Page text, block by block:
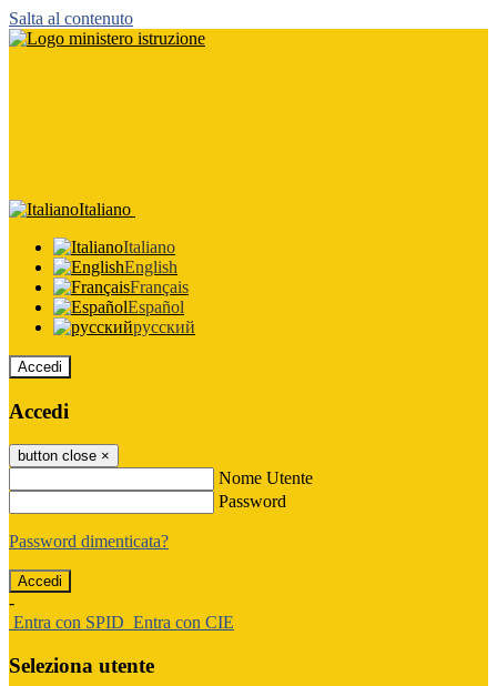
Salta al contenuto
Italiano
Italiano
English
Français
Español
русский
Accedi
Accedi
button close ×
Nome Utente
Password
Password dimenticata?
-
Entra con SPID Entra con CIE
Seleziona utente